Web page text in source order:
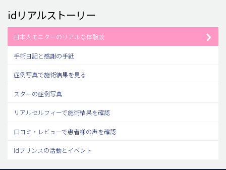
idリアルストーリー
日本人モニターのリアルな体験談
手術日記と感謝の手紙
症例写真で施術結果を見る
スターの症例写真
リアルセルフィーで施術結果を確認
口コミ・レビューで患者様の声を確認
idプリンスの活動とイベント